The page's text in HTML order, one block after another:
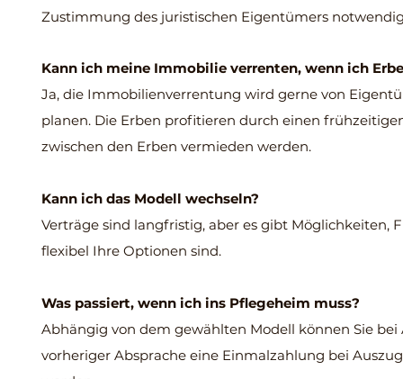
Zustimmung des juristischen Eigentümers
Kann ich meine Immobilie verrenten, wenn ich
Ja, die Immobilienverrentung wird gerne von
planen. Die Erben profitieren durch einen
zwischen den Erben vermieden werden.
Kann ich das Modell wechseln?
Verträge sind langfristig, aber es gibt Möglichkeiten,
flexibel Ihre Optionen sind.
Was passiert, wenn ich ins Pflegeheim muss?
Abhängig von dem gewählten Modell können Sie
vorheriger Absprache eine Einmalzahlung bei